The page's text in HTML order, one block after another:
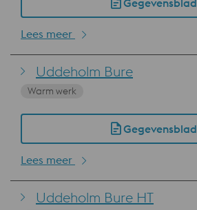
Gegevensblad
Lees meer
Uddeholm Bure
Warm werk
Gegevensblad
Lees meer
Uddeholm Bure HT